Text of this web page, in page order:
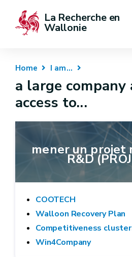
La Recherche en
Wallonie
Home I am...
a large company
access to...
mener un projet
R&D
COOTECH
Walloon Recovery Plan
Competitiveness
Win4Company